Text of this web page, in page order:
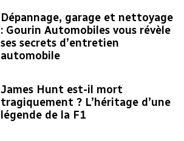
Dépannage, garage et nettoyage
: Gourin Automobiles vous révèle
ses secrets d’entretien
automobile
James Hunt est-il mort
tragiquement ? L’héritage d’une
légende de la F1